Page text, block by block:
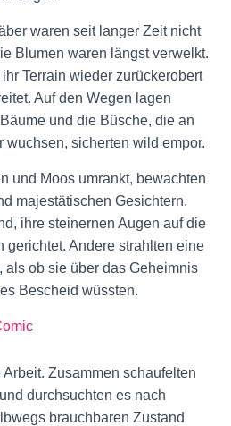
waren seit langer Zeit nicht
Blumen waren längst verwelkt.
Terrain wieder zurückerobert
Auf den Wegen lagen
und die Büsche, die an
wuchsen, sicherten wild empor.
und Moos umrankt, bewachten
majestätischen Gesichtern.
ihre steinernen Augen auf die
gerichtet. Andere strahlten eine
als ob sie über das Geheimnis
Bescheid wüssten.
Zusammen schaufelten
durchsuchten es nach
brauchbaren Zustand